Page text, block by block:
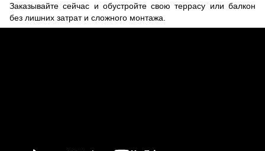
Заказывайте сейчас и обустройте свою террасу или балкон
без лишних затрат и сложного монтажа.